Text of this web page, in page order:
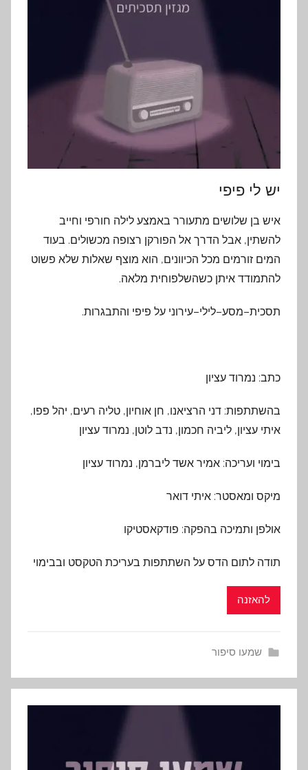
יש לי פיפי
איש בן שלושים מתעורר באמצע לילה חורפי וחייב
להשתין, אבל הדרך אל הפורקן רצופה מכשולים. בעוד
המים זורמים מכל הכיוונים, הוא מוצף שאלות שלא פשוט
להתמודד איתן כשהשלפוחית מלאה.
תסכית–מסע–לילי–עירוני על פיפי והתבגרות.
כתב: נמרוד עציון
בהשתתפות: דני הרציאנו, חן אוחיון, טליה רעים, יהל פפו,
איתי עציון, ליביה חכמון, נדב לוטן, נמרוד עציון
בימוי ועריכה: אמיר אשד ליברמן, נמרוד עציון
מיקס ומאסטר: איתי דואר
אולפן ותמיכה בהפקה: פודקאסטיקו
תודה לתום הדס על השתתפות בעריכת הטקסט ובבימוי
להאזנה
שמעו סיפור